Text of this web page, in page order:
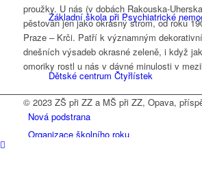
Základní škola při Psychiatrické
Dětské centrum Čtyřlístek
Organizace školního roku
proužky. U nás (v dobách Rakouska-
pěstován jen jako okrasný strom, od roku
Praze – Krči. Patří k významným
dnešních výsadeb okrasné zeleně, i když
omoriky rostl u nás v dávné minulosti v
© 2023 ZŠ při ZZ a MŠ při ZZ, Opava,
Nová podstrana